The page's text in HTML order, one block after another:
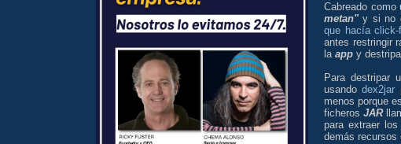
Cabreado
metan"y si no
que hacía click-
antes restringir
la app y
Para destripar
usandodex2jar
menos porque
ficherosJAR
para extraer
demás recursos